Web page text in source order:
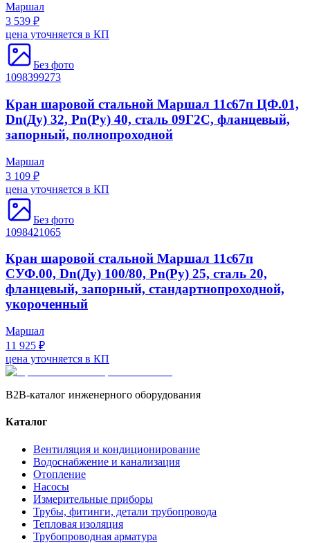
Маршал
3 539 ₽
цена уточняется в КП
Без фото
1098399273
Кран шаровой стальной Маршал 11с67п ЦФ.01,
Dn(Ду) 32, Рn(Ру) 40, сталь 09Г2С, фланцевый,
запорный, полнопроходной
Маршал
3 109 ₽
цена уточняется в КП
Без фото
1098421065
Кран шаровой стальной Маршал 11с67п
СУФ.00, Dn(Ду) 100/80, Рn(Ру) 25, сталь 20,
фланцевый, запорный, стандартнопроходной,
укороченный
Маршал
11 925 ₽
цена уточняется в КП
B2B-каталог инженерного оборудования
Каталог
Вентиляция и кондиционирование
Водоснабжение и канализация
Отопление
Насосы
Измерительные приборы
Трубы, фитинги, детали трубопровода
Тепловая изоляция
Трубопроводная арматура